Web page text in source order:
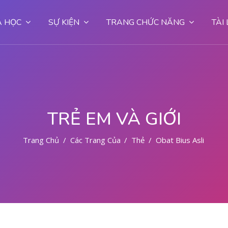
HỌC SỰ KIỆN TRANG CHỨC NĂNG TÀI
TRẺ EM VÀ GIỚI
Trang Chủ Các Trang Của Hệ Thống
Thẻ Obat Bius Asli